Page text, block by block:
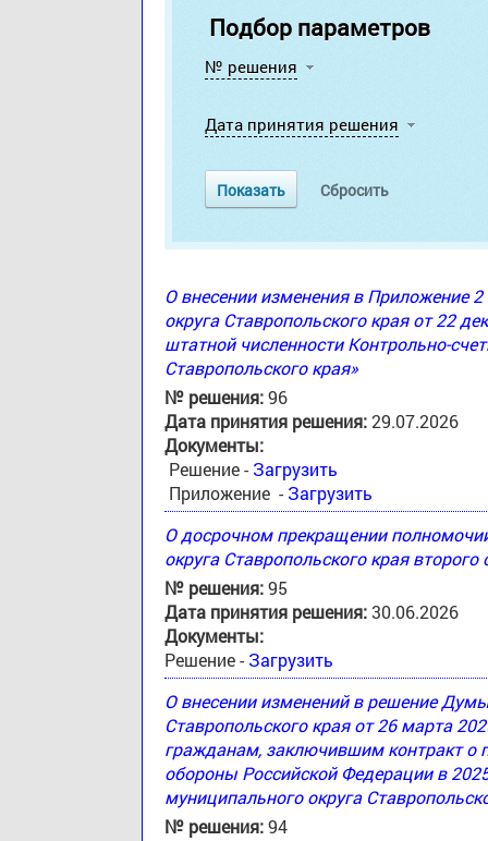
Подбор параметров
№ решения
Дата принятия решения
О внесении изменения в Приложение
округа Ставропольского края от 22
штатной численности Контрольно-
Ставропольского края»
№ решения:96
Дата принятия решения:29.07.2026
Документы:
Решение - Загрузить
Приложение - Загрузить
О досрочном прекращении
округа Ставропольского края
№ решения:95
Дата принятия решения:30.06.2026
Документы:
Решение - Загрузить
О внесении изменений в решение
Ставропольского края от 26 марта
гражданам, заключившим контракт о
обороны Российской Федерации в
муниципального округа
№ решения:94